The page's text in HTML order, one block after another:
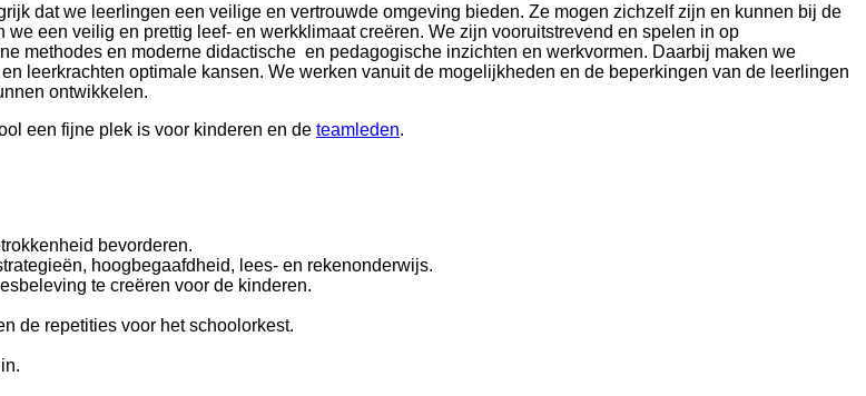
dat we leerlingen een veilige en vertrouwde omgeving bieden. Ze mogen zichzelf zijn en kunnen bij de
een veilig en prettig leef- en werkklimaat creëren. We zijn vooruitstrevend en spelen in op
methodes en moderne didactische en pedagogische inzichten en werkvormen. Daarbij maken we
leerkrachten optimale kansen. We werken vanuit de mogelijkheden en de beperkingen van de leerlingen
ontwikkelen.
een fijne plek is voor kinderen en de teamleden.
bevorderen.
hoogbegaafdheid, lees- en rekenonderwijs.
te creëren voor de kinderen.
de repetities voor het schoolorkest.